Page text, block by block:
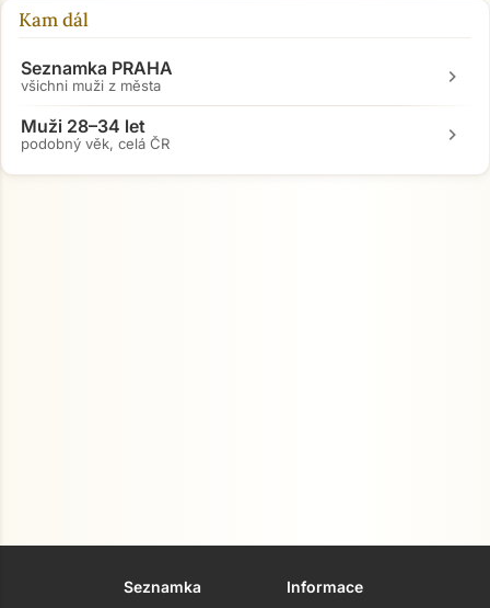
Kam dál
Seznamka PRAHA
všichni muži z města chevron_right
Muži 28–34 let
podobný věk, celá ČR chevron_right
Seznamka
Informace